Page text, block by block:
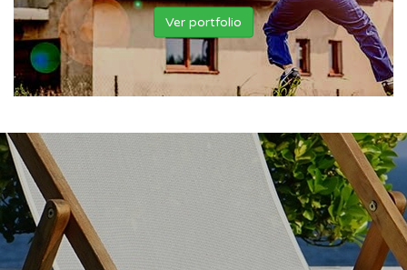
Ver portfolio